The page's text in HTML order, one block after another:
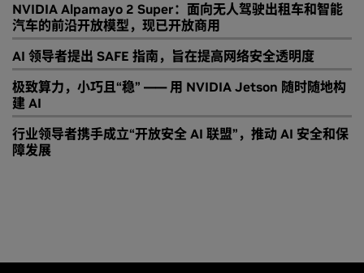
NVIDIA Alpamayo 2 Super：面向无人驾驶出租车和智能
汽车的前沿开放模型，现已开放商用
AI 领导者提出 SAFE 指南，旨在提高网络安全透明度
极致算力，小巧且“稳” —— 用 NVIDIA Jetson 随时随地构
建 AI
行业领导者携手成立“开放安全 AI 联盟”，推动 AI 安全和保
障发展